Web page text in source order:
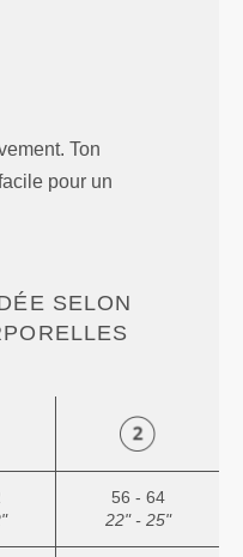
Ton
pour un
SELON
56 - 64
22" - 25"